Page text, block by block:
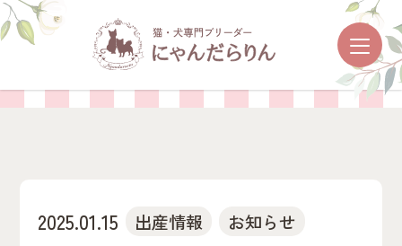
お知らせ
2025.01.15 出産情報 お知らせ